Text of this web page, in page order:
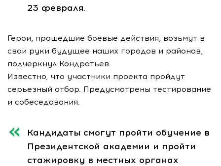
23 февраля.
Герои, прошедшие боевые действия, возьмут в
свои руки будущее наших городов и районов,
подчеркнул Кондратьев.
Известно, что участники проекта пройдут
серьезный отбор. Предусмотрены тестирование
и собеседования.
Кандидаты смогут пройти обучение в
Президентской академии и пройти
стажировку в местных органах